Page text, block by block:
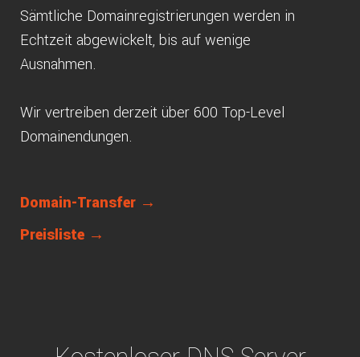
Sämtliche Domainregistrierungen werden in
Echtzeit abgewickelt, bis auf wenige
Ausnahmen.
Wir vertreiben derzeit über 600 Top-Level
Domainendungen.
Domain-Transfer →
Preisliste →